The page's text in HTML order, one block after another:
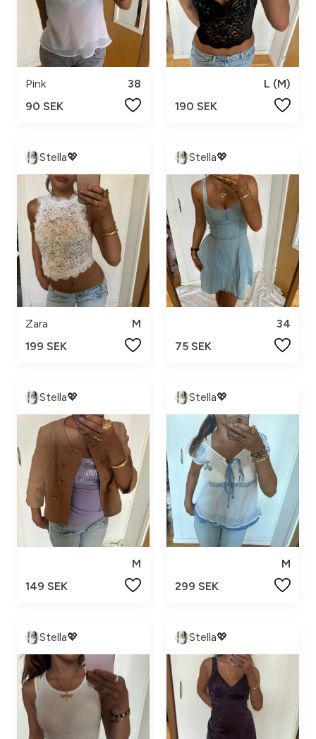
Pink
38
90 SEK
L (M)
190 SEK
Stella💖
Zara
M
199 SEK
Stella💖
34
75 SEK
Stella💖
M
149 SEK
Stella💖
M
299 SEK
Stella💖 Stella💖